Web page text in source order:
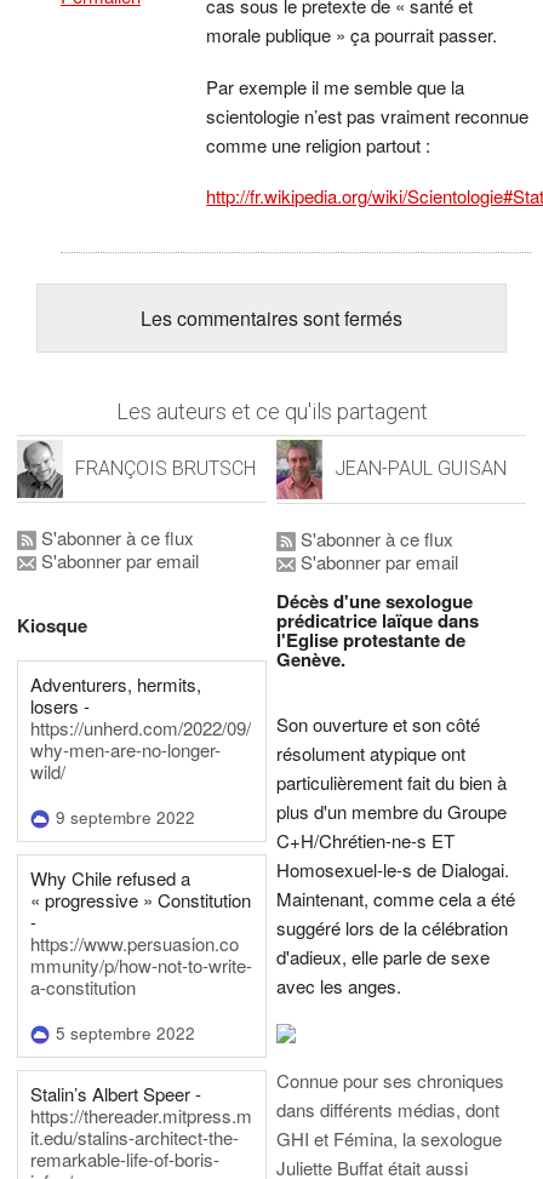
cas sous le pretexte de « santé et
morale publique » ça pourrait passer.
Par exemple il me semble que la
scientologie n’est pas vraiment reconnue
comme une religion partout :
http://fr.wikipedia.org/wiki/
Les commentaires sont fermés
Les auteurs et ce qu'ils partagent
FRANÇOIS BRUTSCH
S'abonner à ce flux
S'abonner par email
Kiosque
Adventurers, hermits,
losers -
https://unherd.com/2022/09/
why-men-are-no-longer-
wild/
9 septembre 2022
Why Chile refused a
« progressive » Constitution
-
https://www.persuasion.co
mmunity/p/how-not-to-write-
a-constitution
5 septembre 2022
Stalin’s Albert Speer -
https://thereader.mitpress.m
it.edu/stalins-architect-the-
remarkable-life-of-boris-
JEAN-PAUL GUISAN
S'abonner à ce flux
S'abonner par email
Décès d'une sexologue
prédicatrice laïque dans
l'Eglise protestante de
Genève.
Son ouverture et son côté
résolument atypique ont
particulièrement fait du bien à
plus d'un membre du Groupe
C+H/Chrétien-ne-s ET
Homosexuel-le-s de Dialogai.
Maintenant, comme cela a été
suggéré lors de la célébration
d'adieux, elle parle de sexe
avec les anges.
Connue pour ses chroniques
dans différents médias, dont
GHI et Fémina, la sexologue
Juliette Buffat était aussi